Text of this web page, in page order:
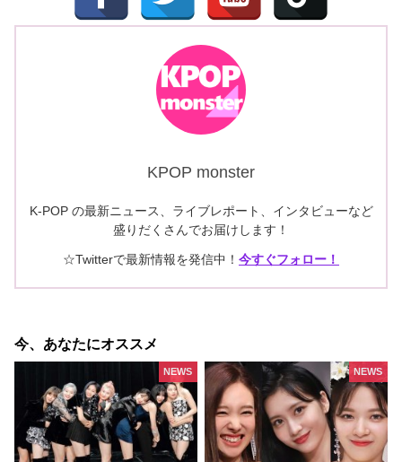
KPOP monster
K-POP の最新ニュース、ライブレポート、インタビューなど
盛りだくさんでお届けします！
☆Twitterで最新情報を発信中！ 今すぐフォロー！
今、あなたにオススメ
NEWS NEWS